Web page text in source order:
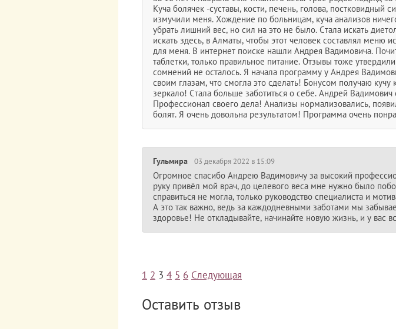
Куча болячек -суставы, кости, печень, голова,
измучили меня. Хождение по больницам, куча анализов
убрать лишний вес, но сил на это не было. Стала искать
искать здесь, в Алматы, чтобы этот человек составлял
для меня. В интернет поиске нашли Андрея Вадимовича.
таблетки, только правильное питание. Отзывы тоже
сомнений не осталось. Я начала программу у Андрея
своим глазам, что смогла это сделать! Бонусом получаю
зеркало! Стала больше заботиться о себе. Андрей
Профессионал своего дела! Анализы нормализовались,
болят. Я очень довольна результатом! Программа очень
Гульмира 03 декабря 2022 в 15:09
Огромное спасибо Андрею Вадимовичу за высокий
руку привёл мой врач, до целевого веса мне нужно было
справиться не могла, только руководство специалиста и
А это так важно, ведь за каждодневными заботами мы
здоровье! Не откладывайте, начинайте новую жизнь, и у вас
1 2 3 4 5 6 Следующая
Оставить отзыв